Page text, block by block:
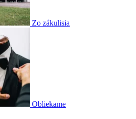
Zo zákulisia
Obliekame